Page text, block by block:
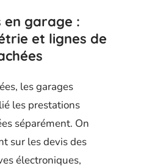
en garage :
et lignes de
les garages
les prestations
séparément. On
sur les devis des
électroniques,